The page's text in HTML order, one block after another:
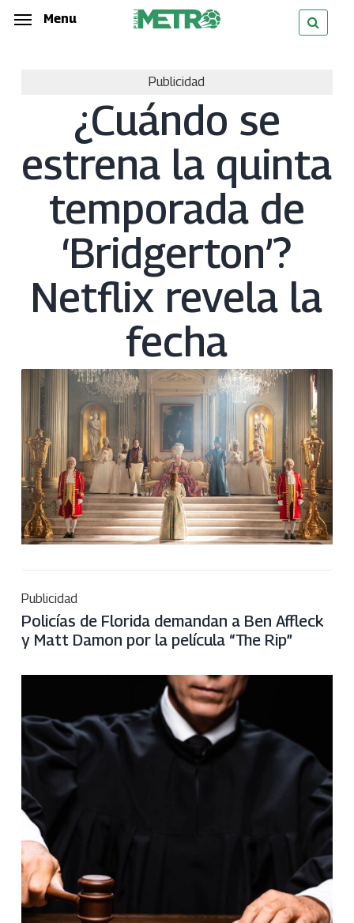
Skip
Menu
Publicidad
¿Cuándo se
estrena la quinta
temporada de
‘Bridgerton’?
Netflix revela la
fecha
Publicidad
Policías de Florida demandan a Ben Affleck
y Matt Damon por la película “The Rip”
Menu